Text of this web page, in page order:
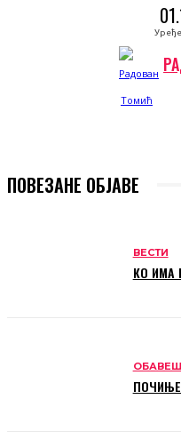
ПОВЕЗАНЕ ОБЈАВЕ
ВЕСТИ
КО ИМА